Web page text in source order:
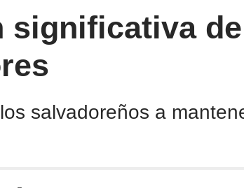
significativa
salvadoreños a